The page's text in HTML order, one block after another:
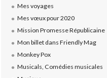
Mes voyages
Mes vœux pour 2020
Mission Promesse Républicaine
Mon billet dans Friendly Mag
Monkey Pox
Musicals, Comédies musicales